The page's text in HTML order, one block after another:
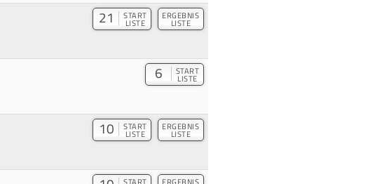
21 START
LISTE
ERGEBNIS
LISTE
6 START
LISTE
10 START
LISTE
ERGEBNIS
LISTE
START ERGEBNIS